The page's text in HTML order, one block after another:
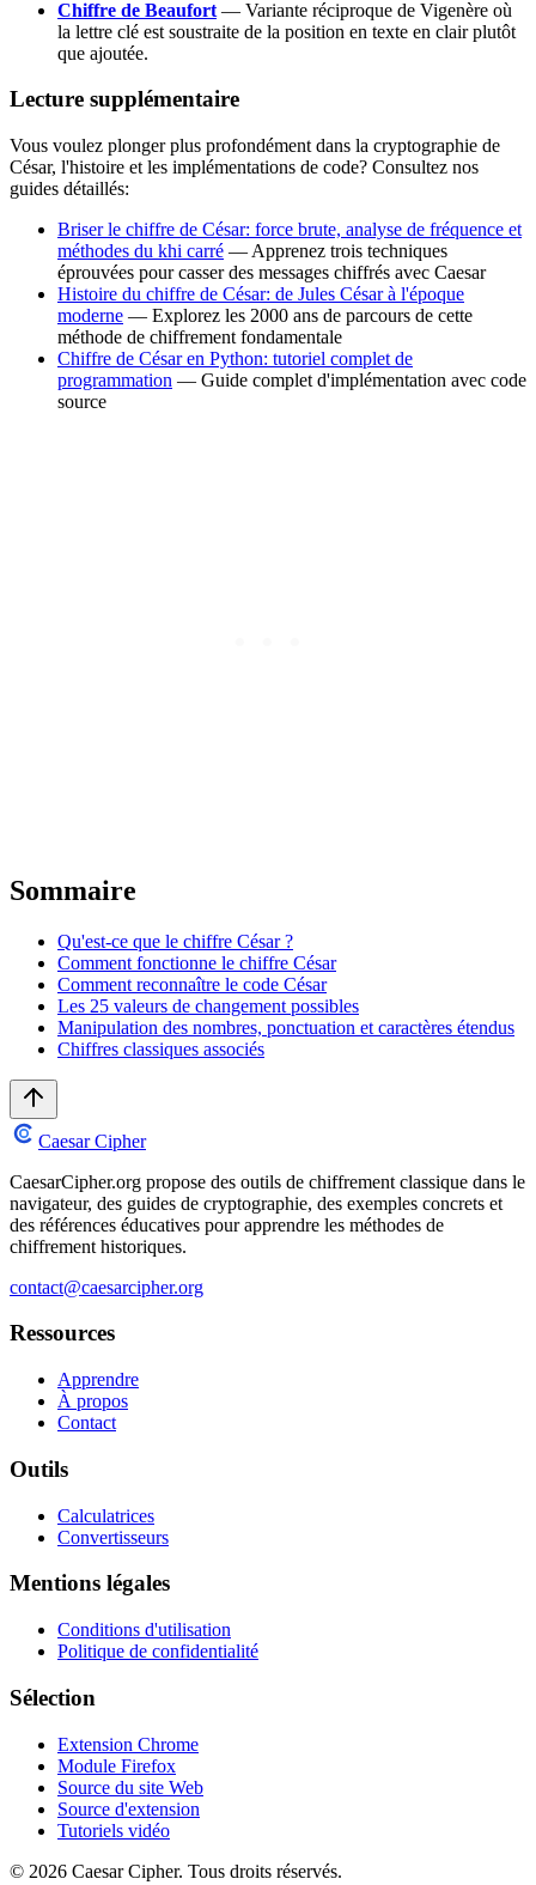
Chiffre de Beaufort — Variante réciproque de Vigenère où
la lettre clé est soustraite de la position en texte en clair plutôt
que ajoutée.
Lecture supplémentaire
Vous voulez plonger plus profondément dans la cryptographie de
César, l'histoire et les implémentations de code? Consultez nos
guides détaillés:
Briser le chiffre de César: force brute, analyse de fréquence et
méthodes du khi carré — Apprenez trois techniques
éprouvées pour casser des messages chiffrés avec Caesar
Histoire du chiffre de César: de Jules César à l'époque
moderne — Explorez les 2000 ans de parcours de cette
méthode de chiffrement fondamentale
Chiffre de César en Python: tutoriel complet de
programmation — Guide complet d'implémentation avec code
source
Sommaire
Qu'est-ce que le chiffre César ?
Comment fonctionne le chiffre César
Comment reconnaître le code César
Les 25 valeurs de changement possibles
Manipulation des nombres, ponctuation et caractères étendus
Chiffres classiques associés
Caesar Cipher
CaesarCipher.org propose des outils de chiffrement classique dans le
navigateur, des guides de cryptographie, des exemples concrets et
des références éducatives pour apprendre les méthodes de
chiffrement historiques.
contact@caesarcipher.org
Ressources
Apprendre
À propos
Contact
Outils
Calculatrices
Convertisseurs
Mentions légales
Conditions d'utilisation
Politique de confidentialité
Sélection
Extension Chrome
Module Firefox
Source du site Web
Source d'extension
Tutoriels vidéo
© 2026 Caesar Cipher. Tous droits réservés.